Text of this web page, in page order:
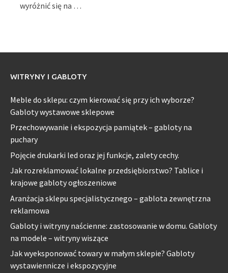
wyróżnić się na …
WITRYNY I GABLOTY
Meble do sklepu: czym kierować się przy ich wyborze?
Gabloty wystawowe sklepowe
Przechowywanie i ekspozycja pamiątek – gabloty na
puchary
Pojęcie drukarki led oraz jej funkcje, zalety cechy.
Jak rozreklamować lokalne przedsiębiorstwo? Tablice i
krajowe gabloty ogłoszeniowe
Aranżacja sklepu specjalistycznego – gablota zewnętrzna
reklamowa
Gabloty i witryny naścienne: zastosowanie w domu. Gabloty
na modele – witryny wiszące
Jak wyeksponować towary w małym sklepie? Gabloty
wystawiennicze i ekspozycyjne